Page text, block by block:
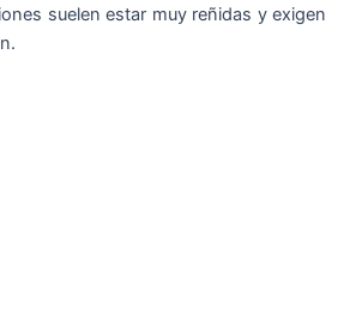
suelen estar muy reñidas y exigen